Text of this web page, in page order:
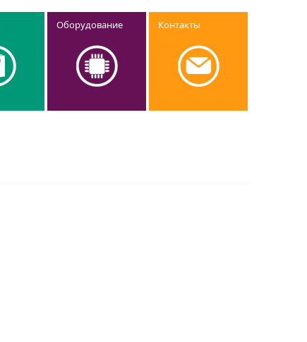
Оборудование Контакты